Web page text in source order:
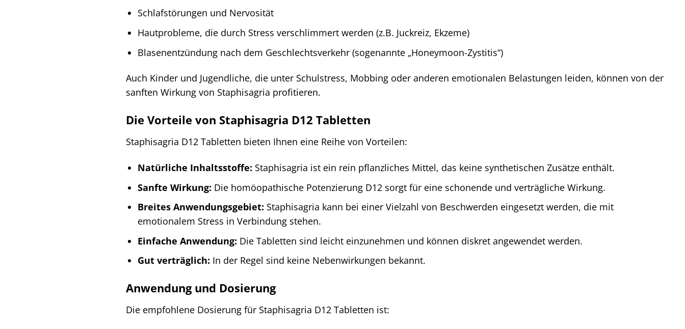
Schlafstörungen und Nervosität
Hautprobleme, die durch Stress verschlimmert werden (z.B. Juckreiz, Ekzeme)
Blasenentzündung nach dem Geschlechtsverkehr (sogenannte „Honeymoon-Zystitis“)
Auch Kinder und Jugendliche, die unter Schulstress, Mobbing oder anderen emotionalen Belastungen leiden, können von der
sanften Wirkung von Staphisagria profitieren.
Die Vorteile von Staphisagria D12 Tabletten
Staphisagria D12 Tabletten bieten Ihnen eine Reihe von Vorteilen:
Natürliche Inhaltsstoffe: Staphisagria ist ein rein pflanzliches Mittel, das keine synthetischen Zusätze enthält.
Sanfte Wirkung: Die homöopathische Potenzierung D12 sorgt für eine schonende und verträgliche Wirkung.
Breites Anwendungsgebiet: Staphisagria kann bei einer Vielzahl von Beschwerden eingesetzt werden, die mit
emotionalem Stress in Verbindung stehen.
Einfache Anwendung: Die Tabletten sind leicht einzunehmen und können diskret angewendet werden.
Gut verträglich: In der Regel sind keine Nebenwirkungen bekannt.
Anwendung und Dosierung
Die empfohlene Dosierung für Staphisagria D12 Tabletten ist: